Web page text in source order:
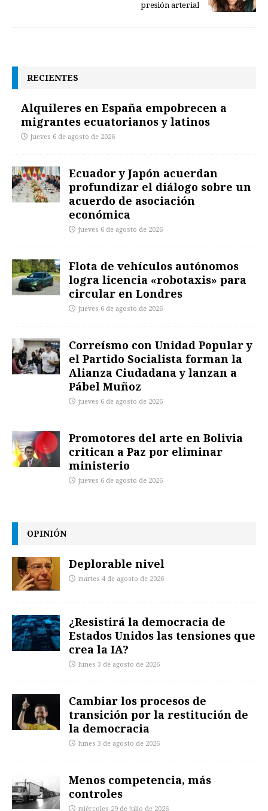
presión arterial
RECIENTES
Alquileres en España empobrecen a
migrantes ecuatorianos y latinos
jueves 6 de agosto de 2026
Ecuador y Japón acuerdan
profundizar el diálogo sobre un
acuerdo de asociación
económica
jueves 6 de agosto de 2026
Flota de vehículos autónomos
logra licencia «robotaxis» para
circular en Londres
jueves 6 de agosto de 2026
Correísmo con Unidad Popular y
el Partido Socialista forman la
Alianza Ciudadana y lanzan a
Pábel Muñoz
jueves 6 de agosto de 2026
Promotores del arte en Bolivia
critican a Paz por eliminar
ministerio
jueves 6 de agosto de 2026
OPINIÓN
Deplorable nivel
martes 4 de agosto de 2026
¿Resistirá la democracia de
Estados Unidos las tensiones que
crea la IA?
lunes 3 de agosto de 2026
Cambiar los procesos de
transición por la restitución de
la democracia
lunes 3 de agosto de 2026
Menos competencia, más
controles
miércoles 29 de julio de 2026